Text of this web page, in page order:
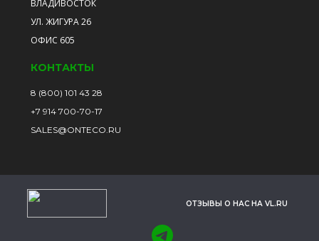
ВЛАДИВОСТОК
УЛ. ЖИГУРА 26
ОФИС 605
КОНТАКТЫ
8 (800) 101 43 28
+7 914 700-70-17
SALES@ONTECO.RU
ОТЗЫВЫ О НАС НА VL.RU